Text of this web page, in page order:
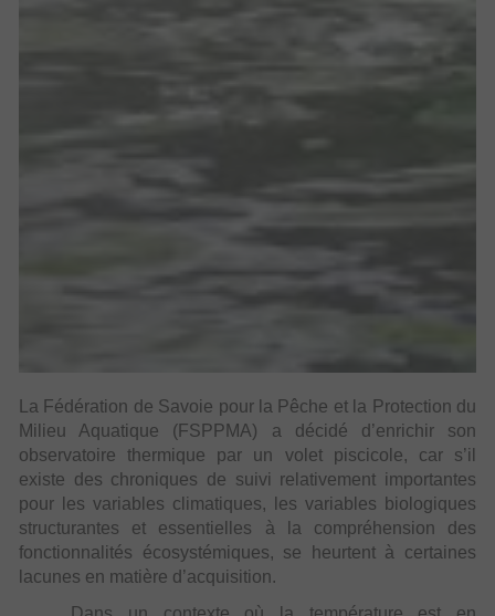
La Fédération de Savoie pour la Pêche et la Protection du
Milieu Aquatique (FSPPMA) a décidé d’enrichir son
observatoire thermique par un volet piscicole, car s’il
existe des chroniques de suivi relativement importantes
pour les variables climatiques, les variables biologiques
structurantes et essentielles à la compréhension des
fonctionnalités écosystémiques, se heurtent à certaines
lacunes en matière d’acquisition.